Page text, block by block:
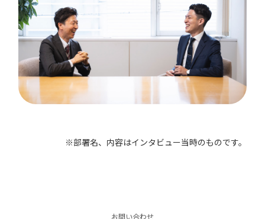
※部署名、内容はインタビュー当時のものです。
お問い合わせ